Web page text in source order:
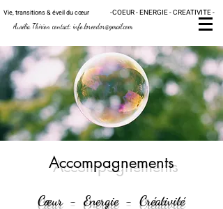
Vie, transitions & éveil ducœur -COEUR - ENERGIE - CREATIVITE -
Aurélia Thirion contact: info.loreedor@gmail.com
Accompagnements
Cœur- Energie - Créativité